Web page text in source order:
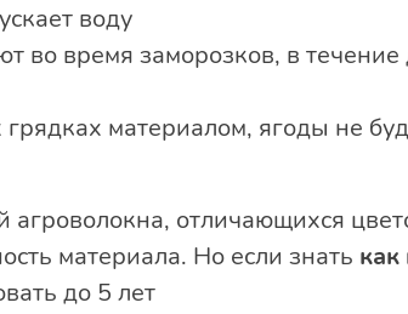
воду
во время заморозков, в течение
материалом, ягоды не
агроволокна, отличающихся
материала. Но если знать
до 5 лет